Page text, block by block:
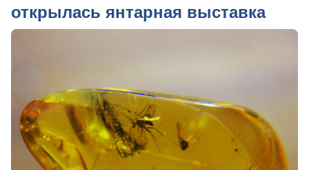
открылась янтарная выставка